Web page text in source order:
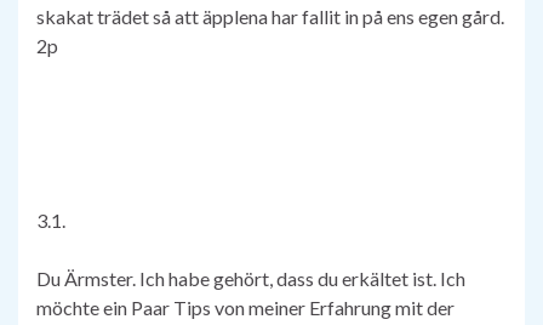
skakat trädet så att äpplena har fallit in på ens egen gård.
2p
3.1.
Du Ärmster. Ich habe gehört, dass du erkältet ist. Ich
möchte ein Paar Tips von meiner Erfahrung mit der